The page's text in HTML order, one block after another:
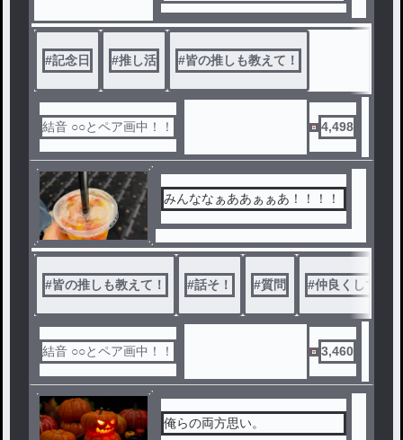
皆さんの推しや自分のをぜひコ
メしてね！書いたら絶対読みま
す！ 名前だけでもいいよ！
教えてね！仲良くしてくれると
#記念日 #推し活 #皆の推しも教えて！
結音 ○○とペア画中！！ 4,498
みんななぁああぁぁあ！！！！
#皆の推しも教えて！ #話そ！ #質問 #仲良くしてね
結音 ○○とペア画中！！ 3,460
俺らの両方思い。